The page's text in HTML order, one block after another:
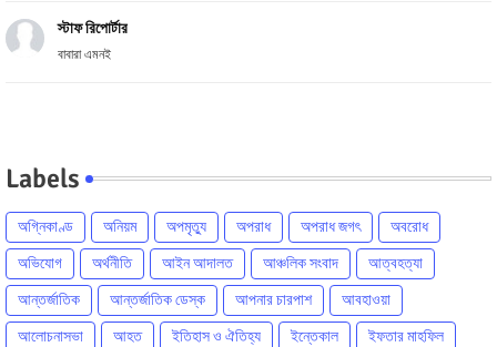
স্টাফ রিপোর্টার
বাবারা এমনই
Labels
অগ্নিকাণ্ড অনিয়ম অপমৃত্যু অপরাধ অপরাধ জগৎ
অবরোধ
অভিযোগ
অর্থনীতি আইন আদালত আঞ্চলিক সংবাদ
আত্বহত্যা
আন্তর্জাতিক
আন্তর্জাতিক ডেস্ক আপনার চারপাশ
আবহাওয়া
আলোচনাসভা
আহত ইতিহাস ও ঐতিহ্য ইন্তেকাল
ইফতার মাহফিল